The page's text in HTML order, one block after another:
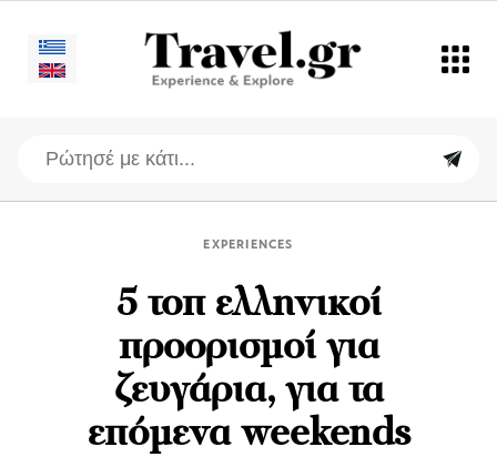
EXPERIENCES
5 τοπ ελληνικοί
προορισμοί για
ζευγάρια, για τα
επόμενα weekends